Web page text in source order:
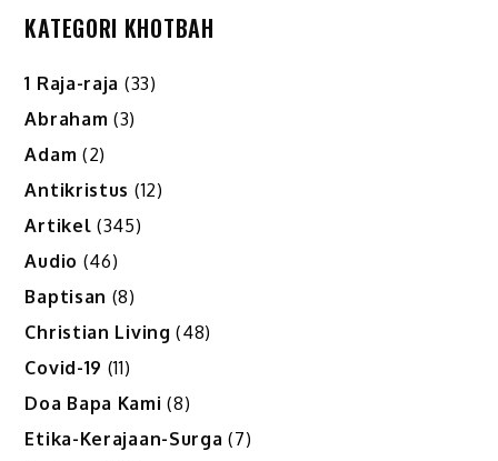
KATEGORI KHOTBAH
1 Raja-raja (33)
Abraham (3)
Adam (2)
Antikristus (12)
Artikel (345)
Audio (46)
Baptisan (8)
Christian Living (48)
Covid-19 (11)
Doa Bapa Kami (8)
Etika-Kerajaan-Surga (7)